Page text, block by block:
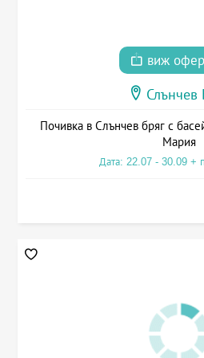
виж
Слънчев
Почивка в Слънчев бряг с
Мария
Дата: 22.07 - 30.09 +